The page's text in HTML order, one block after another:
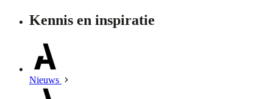
Kennis en inspiratie
Nieuws